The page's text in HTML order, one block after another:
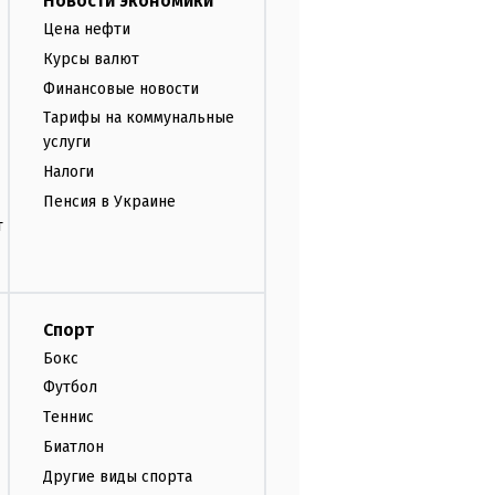
Цена нефти
Курсы валют
Финансовые новости
Тарифы на коммунальные
услуги
Налоги
Пенсия в Украине
Спорт
Бокс
Футбол
Теннис
Биатлон
Другие виды спорта